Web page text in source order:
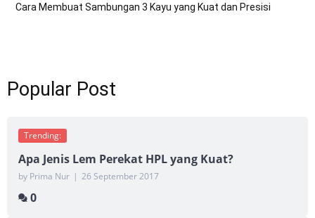
Cara Membuat Sambungan 3 Kayu yang Kuat dan Presisi
Popular Post
Trending:
Apa Jenis Lem Perekat HPL yang Kuat?
by Prima Nur | 26 September 2017
0